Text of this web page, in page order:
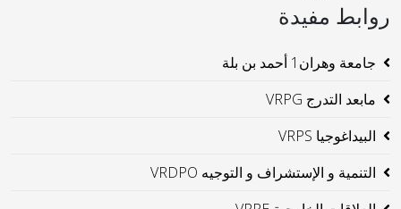
روابط مفيدة
جامعة وهران1 أحمد بن بلة
مابعد التدرج VRPG
البيداغوجيا VRPS
التنمية و الإستشراف و التوجيه VRDPO